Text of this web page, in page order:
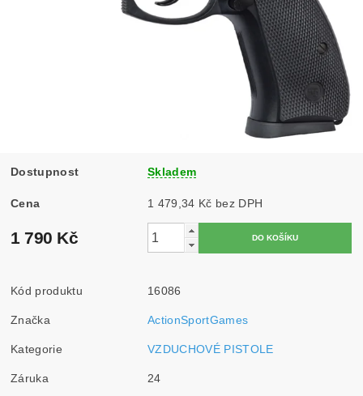
Dostupnost Skladem
Cena 1 479,34 Kč bez DPH
1 790 Kč
Kód produktu 16086
Značka ActionSportGames
Kategorie VZDUCHOVÉ PISTOLE
Záruka 24